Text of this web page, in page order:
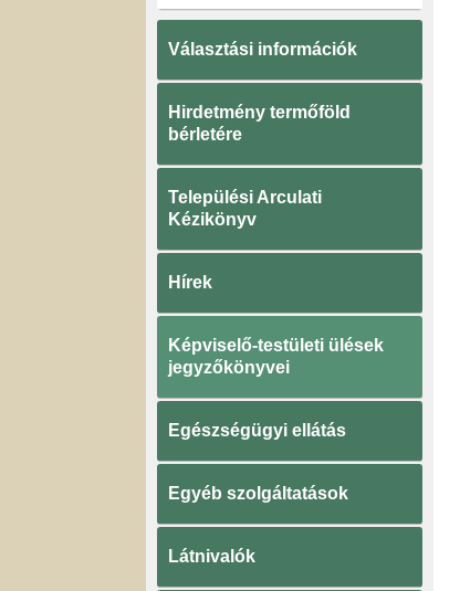
Választási információk
Hirdetmény termőföld
bérletére
Települési Arculati
Kézikönyv
Hírek
Képviselő-testületi ülések
jegyzőkönyvei
Egészségügyi ellátás
Egyéb szolgáltatások
Látnivalók